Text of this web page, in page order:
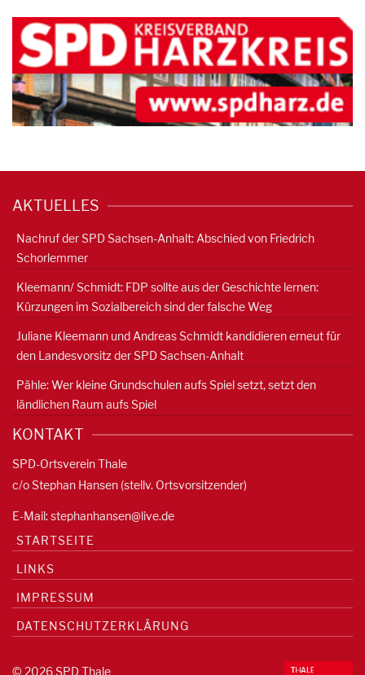
AKTUELLES
Nachruf der SPD Sachsen-Anhalt: Abschied von Friedrich
Schorlemmer
Kleemann/ Schmidt: FDP sollte aus der Geschichte lernen:
Kürzungen im Sozialbereich sind der falsche Weg
Juliane Kleemann und Andreas Schmidt kandidieren erneut für
den Landesvorsitz der SPD Sachsen-Anhalt
Pähle: Wer kleine Grundschulen aufs Spiel setzt, setzt den
ländlichen Raum aufs Spiel
KONTAKT
SPD-Ortsverein Thale
c/o Stephan Hansen (stellv. Ortsvorsitzender)
E-Mail:stephanhansen@live.de
STARTSEITE
LINKS
IMPRESSUM
DATENSCHUTZERKLÄRUNG
© 2026 SPD Thale